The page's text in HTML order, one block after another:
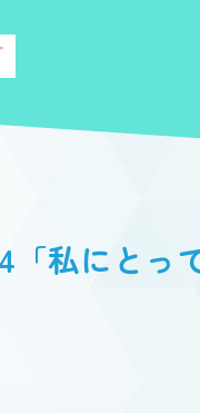
「私にとっ